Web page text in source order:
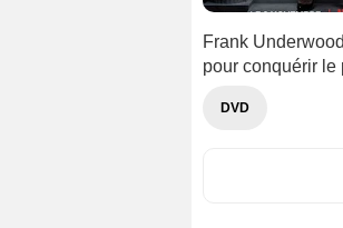
Frank
pour conquérir le
DVD